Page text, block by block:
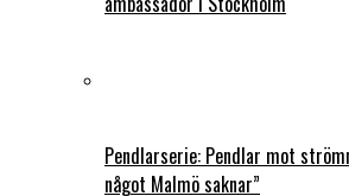
Pendlarserie: Pendlar mot
något Malmö saknar”